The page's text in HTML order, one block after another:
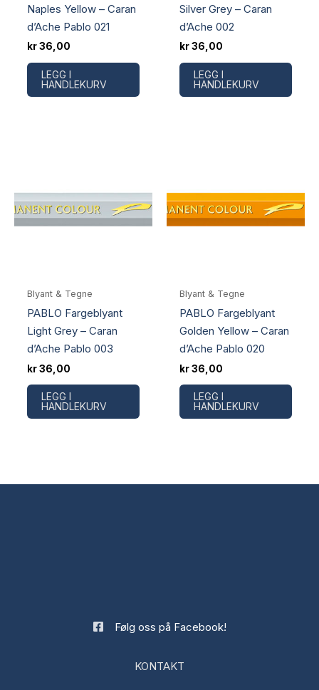
Naples Yellow – Caran
d’Ache Pablo 021
kr36,00
LEGG I
HANDLEKURV
Silver Grey – Caran
d’Ache 002
kr36,00
LEGG I
HANDLEKURV
Blyant & Tegne
PABLO Fargeblyant
Light Grey – Caran
d’Ache Pablo 003
kr36,00
LEGG I
HANDLEKURV
Blyant & Tegne
PABLO Fargeblyant
Golden Yellow – Caran
d’Ache Pablo 020
kr36,00
LEGG I
HANDLEKURV
Følg oss på Facebook!
KONTAKT